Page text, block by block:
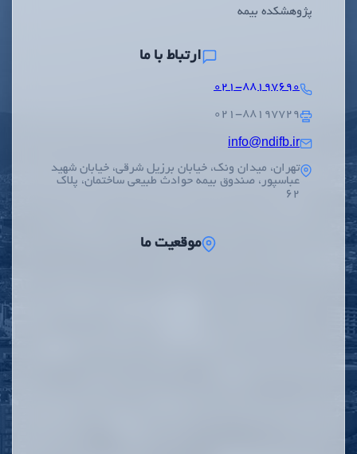
پژوهشکده بیمه
ارتباط با ما
۰۲۱-۸۸۱۹۷۶۹۰
۰۲۱-۸۸۱۹۷۷۲۹
info@ndifb.ir
تهران، میدان ونک، خیابان برزیل شرقی، خیابان شهید
عباسپور، صندوق بیمه حوادث طبیعی ساختمان، پلاک
62
موقعیت ما